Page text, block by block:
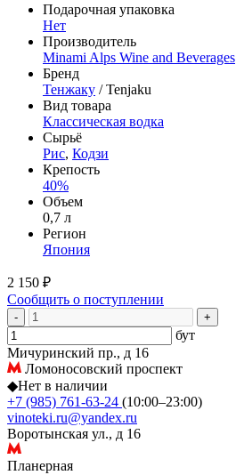
Подарочная упаковка
Нет
Производитель
Minami Alps Wine and Beverages
Бренд
Тенжаку / Tenjaku
Вид товара
Классическая водка
Сырьё
Рис, Кодзи
Крепость
40%
Объем
0,7 л
Регион
Япония
2 150 ₽
Сообщить о поступлении
- +
бут
Мичуринский пр., д 16
Ломоносовский проспект
◆Нет в наличии
+7 (985) 761-63-24 (10:00–23:00)
vinoteki.ru@yandex.ru
Воротынская ул., д 16
Планерная